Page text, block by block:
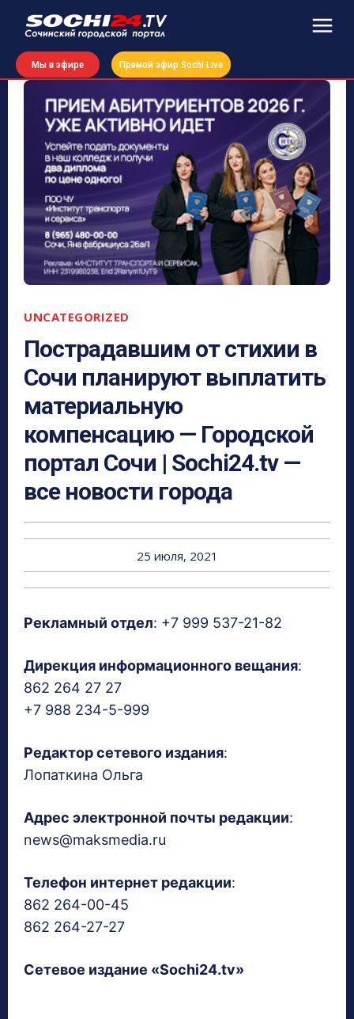
Мы в эфире Прямой эфир Sochi Live
UNCATEGORIZED
Пострадавшим от стихии в
Сочи планируют выплатить
материальную
компенсацию — Городской
портал Сочи | Sochi24.tv —
все новости города
25 июля, 2021
Рекламный отдел: +7 999 537-21-82
Дирекция информационного вещания:
862 264 27 27
+7 988 234-5-999
Редактор сетевого издания:
Лопаткина Ольга
Адрес электронной почты редакции:
news@maksmedia.ru
Телефон интернет редакции:
862 264-00-45
862 264-27-27
Сетевое издание «Sochi24.tv»